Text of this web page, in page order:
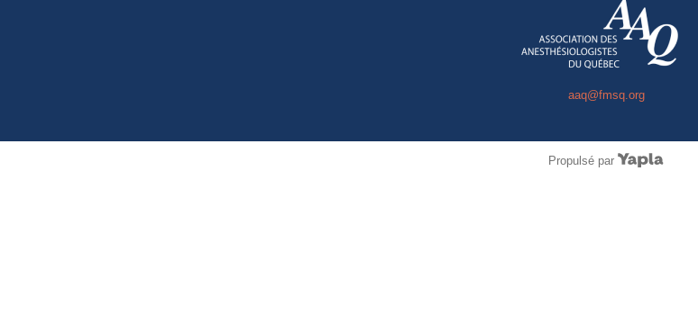
aaq@fmsq.org
Propulsé par